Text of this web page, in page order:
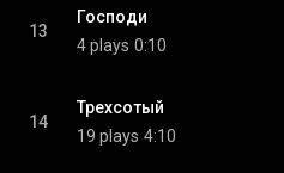
13
Господи
4 plays 0:10
14
Трехсотый
19 plays 4:10